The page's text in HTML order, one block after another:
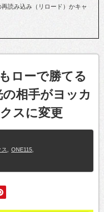
読み込み（リロード）かキャ
ローで勝てる
相手がヨッカ
スに変更
ONE115